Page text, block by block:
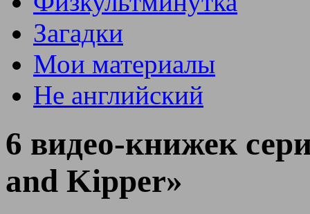
Загадки
Мои материалы
Не английский
6 видео-книжек
and Kipper»